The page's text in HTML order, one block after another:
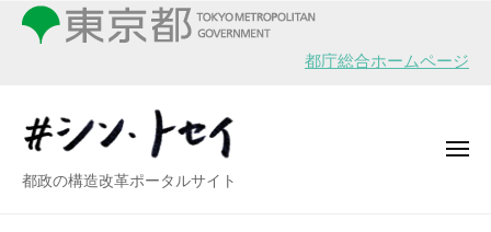
都庁総合ホームページ
シ
都政の構造改革ポータルサイト
メ
ン
イ